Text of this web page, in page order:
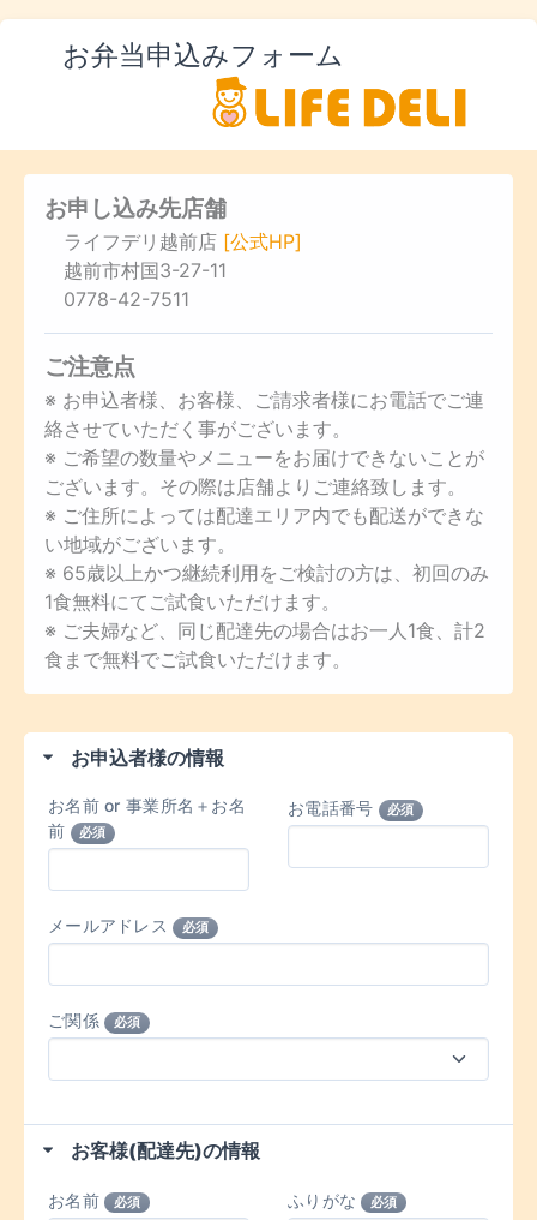
お弁当申込みフォーム
お申し込み先店舗
ライフデリ越前店 [公式HP]
越前市村国3-27-11
0778-42-7511
ご注意点
※ お申込者様、お客様、ご請求者様にお電話でご連
絡させていただく事がございます。
※ ご希望の数量やメニューをお届けできないことが
ございます。その際は店舗よりご連絡致します。
※ ご住所によっては配達エリア内でも配送ができな
い地域がございます。
※ 65歳以上かつ継続利用をご検討の方は、初回のみ
1食無料にてご試食いただけます。
※ ご夫婦など、同じ配達先の場合はお一人1食、計2
食まで無料でご試食いただけます。
お申込者様の情報
お名前 or 事業所名＋お名
前
必須
お電話番号 必須
メールアドレス 必須
ご関係 必須
お客様(配達先)の情報
お名前 必須 ふりがな 必須